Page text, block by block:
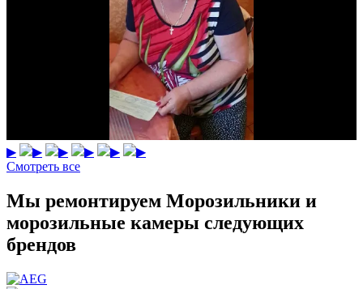
▶ ▶ ▶ ▶ ▶
▶
Смотреть все
Мы ремонтируем Морозильники и
морозильные камеры следующих
брендов